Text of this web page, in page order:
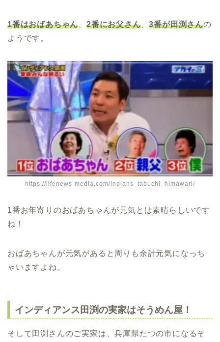
1番はおばあちゃん 、2番にお父さん、3番が田渕さんの
ようです。
https://lifenews-media.com/indians_tabuchi_himawari/
1番お年寄りのおばあちゃんが元気とは素晴らしいです
ね！
おばあちゃんが元気があると周りも余計元気になっち
ゃいますよね。
インディアンス田渕の実家はそうめん屋！
そして田渕さんのご実家は、兵庫県たつの市になるそ